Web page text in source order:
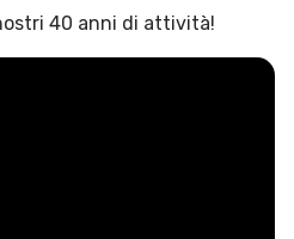
40 anni di attività!